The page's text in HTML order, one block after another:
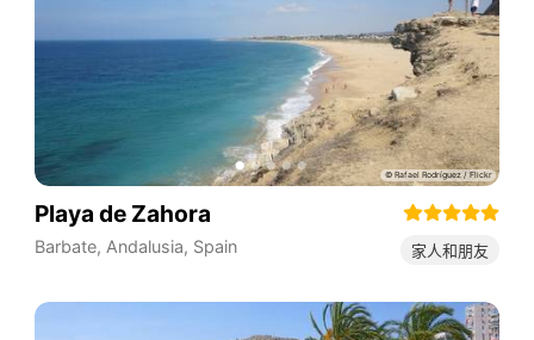
Playa de Zahora
Barbate, Andalusia, Spain 家人和朋友